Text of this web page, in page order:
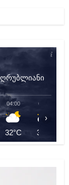
04:00
32°C
05:00
31°C
›